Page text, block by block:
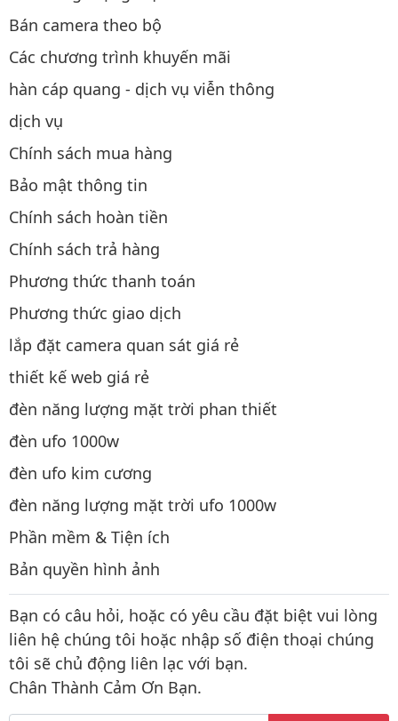
Bán camera theo bộ
Các chương trình khuyến mãi
hàn cáp quang - dịch vụ viễn thông
dịch vụ
Chính sách mua hàng
Bảo mật thông tin
Chính sách hoàn tiền
Chính sách trả hàng
Phương thức thanh toán
Phương thức giao dịch
lắp đặt camera quan sát giá rẻ
thiết kế web giá rẻ
đèn năng lượng mặt trời phan thiết
đèn ufo 1000w
đèn ufo kim cương
đèn năng lượng mặt trời ufo 1000w
Phần mềm & Tiện ích
Bản quyền hình ảnh
Bạn có câu hỏi, hoặc có yêu cầu đặt biệt vui lòng
liên hệ chúng tôi hoặc nhập số điện thoại chúng
tôi sẽ chủ động liên lạc với bạn.
Chân Thành Cảm Ơn Bạn.